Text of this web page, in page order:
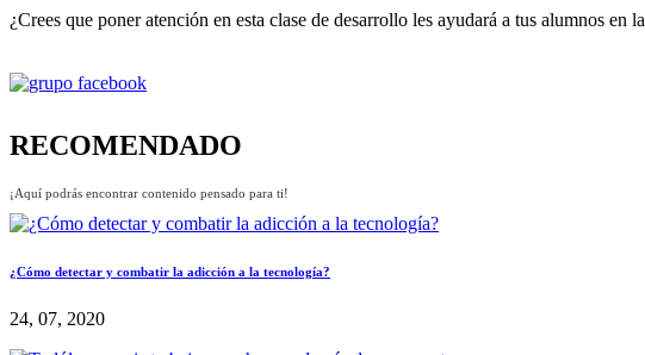
¿Crees que poner atención en esta clase de desarrollo les ayudará a tus alumnos en
RECOMENDADO
¡Aquí podrás encontrar contenido pensado para ti!
¿Cómo detectar y combatir la adicción a la tecnología?
24, 07, 2020